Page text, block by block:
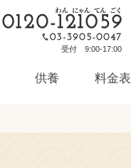
受付 9:00-17:00
供養 料金表